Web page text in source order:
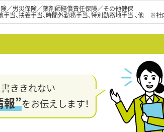
／労災保険／薬剤師賠償責任保険／その他健保
手当、扶養手当、時間外勤務手当、特別勤務地手当 、他 ※
ききれない
報”をお伝えします！